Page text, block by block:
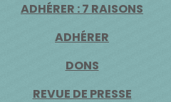
ADHÉRER : 7 RAISONS
ADHÉRER
DONS
REVUE DE PRESSE